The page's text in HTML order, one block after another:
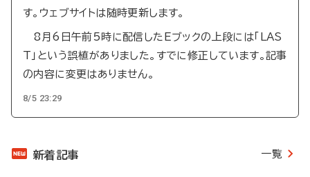
す。ウェブサイトは随時更新します。
8月6日午前5時に配信したEブックの上段には「LAS
T」という誤植がありました。すでに修正しています。記事
の内容に変更はありません。
8/5 23:29
新着記事 一覧